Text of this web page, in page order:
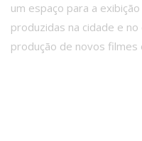
um espaço para a
produzidas na cidade e
produção de novos filmes